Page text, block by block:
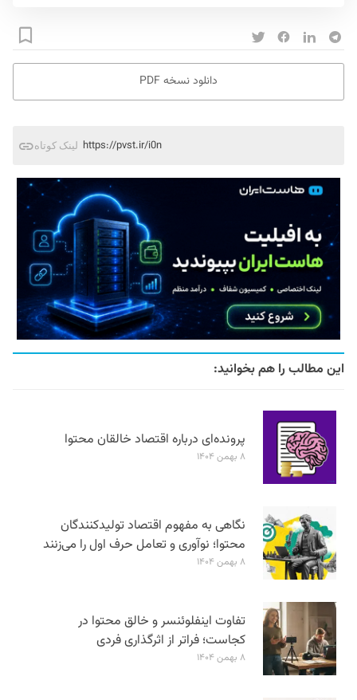
دانلود نسخه PDF
لینک کوتاه https://pvst.ir/i0n
این مطالب را هم بخوانید:
پرونده‌ای درباره اقتصاد خالقان محتوا
۸ بهمن ۱۴۰۴
نگاهی به مفهوم اقتصاد تولیدکنندگان
محتوا؛ نوآوری و تعامل حرف اول را می‌زنند
۸ بهمن ۱۴۰۴
تفاوت اینفلوئنسر و خالق محتوا در
کجاست؛ فراتر از اثرگذاری فردی
۸ بهمن ۱۴۰۴